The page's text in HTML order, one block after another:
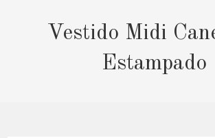
Vestido Midi
Estampado